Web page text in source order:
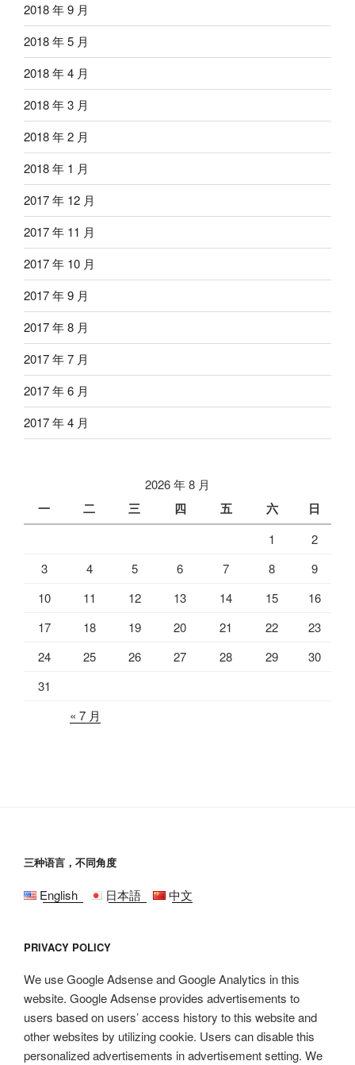
2018 年 9 月
2018 年 5 月
2018 年 4 月
2018 年 3 月
2018 年 2 月
2018 年 1 月
2017 年 12 月
2017 年 11 月
2017 年 10 月
2017 年 9 月
2017 年 8 月
2017 年 7 月
2017 年 6 月
2017 年 4 月
2026 年 8 月
一 二 三 四 五 六 日
1
2
3
4 5 6 7 8
9
10
11 12 13 14 15
16
17
18 19 20 21 22
23
24
25 26 27 28 29
30
31
« 7 月
三种语言，不同角度
English 日本語 中文
PRIVACY POLICY
We use Google Adsense and Google Analytics in this
website. Google Adsense provides advertisements to
users based on users’ access history to this website and
other websites by utilizing cookie. Users can disable this
personalized advertisements in advertisement setting. We